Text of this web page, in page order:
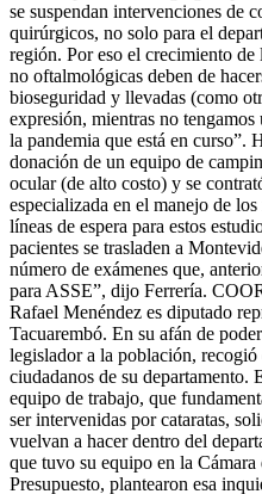
se suspendan intervenciones de
quirúrgicos, no solo para el
región. Por eso el crecimiento
no oftalmológicas deben de
bioseguridad y llevadas (como
expresión, mientras no
la pandemia que está en curso”.
donación de un equipo de
ocular (de alto costo) y se
especializada en el manejo de
líneas de espera para estos
pacientes se trasladen a
número de exámenes que,
para ASSE”, dijo Ferrería.
Rafael Menéndez es diputado
Tacuarembó. En su afán de
legislador a la población,
ciudadanos de su departamento.
equipo de trabajo, que
ser intervenidas por cataratas,
vuelvan a hacer dentro del
que tuvo su equipo en la
Presupuesto, plantearon esa